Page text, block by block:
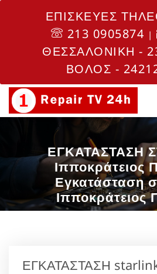
ΕΠΙΣΚΕΥΕΣ
213 0905874 |
ΘΕΣΣΑΛΟΝΙΚΗ -
ΒΟΛΟΣ -
ΕΓΚΑΤΑΣΤΑΣΗ
Ιπποκράτειος
Εγκατάσταση
Ιπποκράτειος
ΕΓΚΑΤΑΣΤΑΣΗ starlink